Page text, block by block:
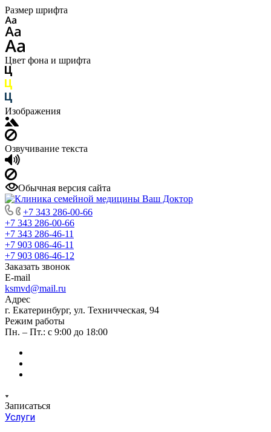
Размер шрифта
Цвет фона и шрифта
Изображения
Озвучивание текста
Обычная версия сайта
+7 343 286-00-66
+7 343 286-00-66
+7 343 286-46-11
+7 903 086-46-11
+7 903 086-46-12
Заказать звонок
E-mail
ksmvd@mail.ru
Адрес
г. Екатеринбург, ул. Техничческая, 94
Режим работы
Пн. – Пт.: с 9:00 до 18:00
Записаться
Услуги